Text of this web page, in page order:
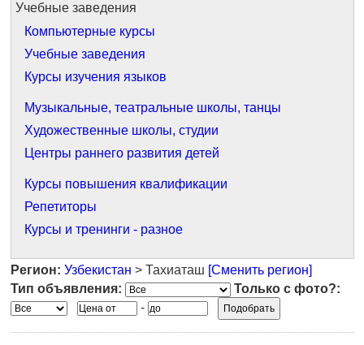
Учебные заведения
Компьютерные курсы
Учебные заведения
Курсы изучения языков
Музыкальные, театральные школы, танцы
Художественные школы, студии
Центры раннего развития детей
Курсы повышения квалификации
Репетиторы
Курсы и тренинги - разное
Регион: Узбекистан > Тахиаташ [Сменить регион]
Тип объявления:
Только с фото?:
-